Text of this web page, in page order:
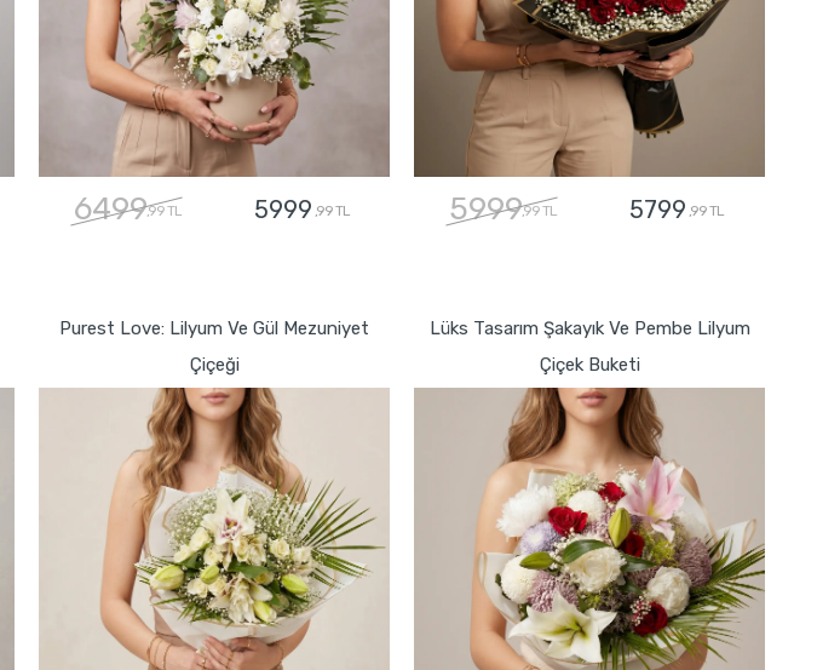
6499,99 TL 5999 ,99 TL 5999,99 TL 5799 ,99 TL
Purest Love: Lilyum Ve Gül Mezuniyet
Çiçeği
Lüks Tasarım Şakayık Ve Pembe Lilyum
Çiçek Buketi